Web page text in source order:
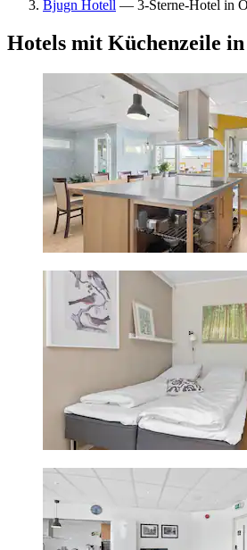
Bjugn Hotell — 3-Sterne-Hotel in
Hotels mit Küchenzeile